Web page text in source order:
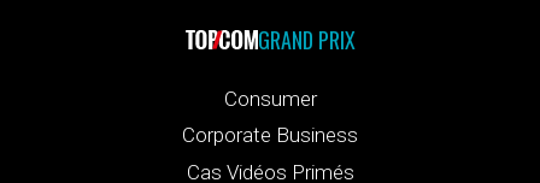
GRAND PRIX
Consumer
Corporate Business
Cas Vidéos Primés